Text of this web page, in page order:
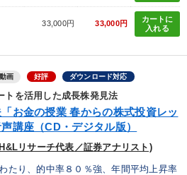
33,000円 33,000円
カートに
入れる
画 好評 ダウンロード対応
トを活用した成長株発見法
お金の授業 春からの株式投資レッ
講座（CD・デジタル版）
リサーチ代表／証券アナリスト)
たり、的中率８０％強、年間平均上昇率